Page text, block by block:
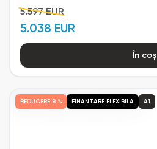
5.597 EUR
5.038 EUR
În coș
REDUCERE 8 % FINANTARE FLEXIBILA A1